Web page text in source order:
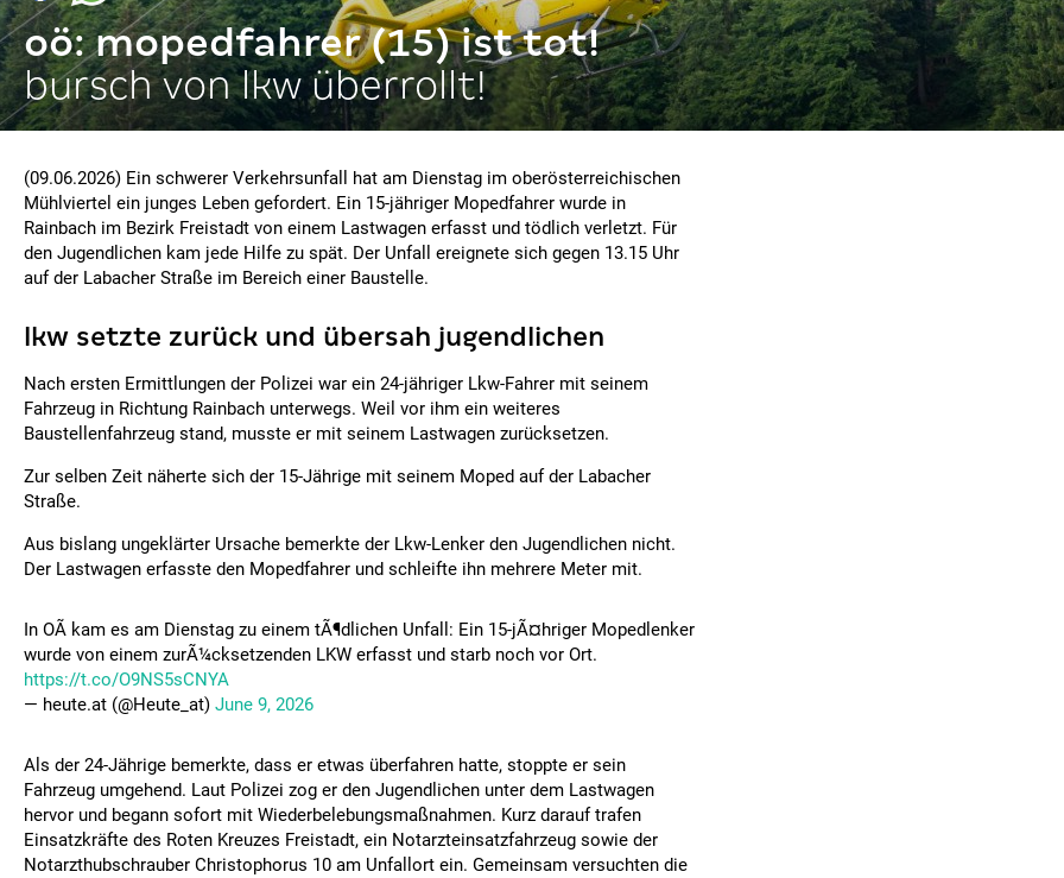
oö: mopedfahrer (15) ist tot!
bursch von lkw überrollt!
(09.06.2026) Ein schwerer Verkehrsunfall hat am Dienstag im oberösterreichischen
Mühlviertel ein junges Leben gefordert. Ein 15-jähriger Mopedfahrer wurde in
Rainbach im Bezirk Freistadt von einem Lastwagen erfasst und tödlich verletzt. Für
den Jugendlichen kam jede Hilfe zu spät. Der Unfall ereignete sich gegen 13.15 Uhr
auf der Labacher Straße im Bereich einer Baustelle.
lkw setzte zurück und übersah jugendlichen
Nach ersten Ermittlungen der Polizei war ein 24-jähriger Lkw-Fahrer mit seinem
Fahrzeug in Richtung Rainbach unterwegs. Weil vor ihm ein weiteres
Baustellenfahrzeug stand, musste er mit seinem Lastwagen zurücksetzen.
Zur selben Zeit näherte sich der 15-Jährige mit seinem Moped auf der Labacher
Straße.
Aus bislang ungeklärter Ursache bemerkte der Lkw-Lenker den Jugendlichen nicht.
Der Lastwagen erfasste den Mopedfahrer und schleifte ihn mehrere Meter mit.
In OÃ kam es am Dienstag zu einem tÃ¶dlichen Unfall: Ein 15-jÃ¤hriger Mopedlenker
wurde von einem zurÃ¼cksetzenden LKW erfasst und starb noch vor Ort.
https://t.co/O9NS5sCNYA
— heute.at (@Heute_at) June 9, 2026
Als der 24-Jährige bemerkte, dass er etwas überfahren hatte, stoppte er sein
Fahrzeug umgehend. Laut Polizei zog er den Jugendlichen unter dem Lastwagen
hervor und begann sofort mit Wiederbelebungsmaßnahmen. Kurz darauf trafen
Einsatzkräfte des Roten Kreuzes Freistadt, ein Notarzteinsatzfahrzeug sowie der
Notarzthubschrauber Christophorus 10 am Unfallort ein. Gemeinsam versuchten die